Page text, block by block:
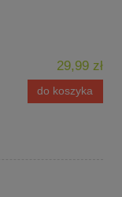
29,99 zł
do koszyka